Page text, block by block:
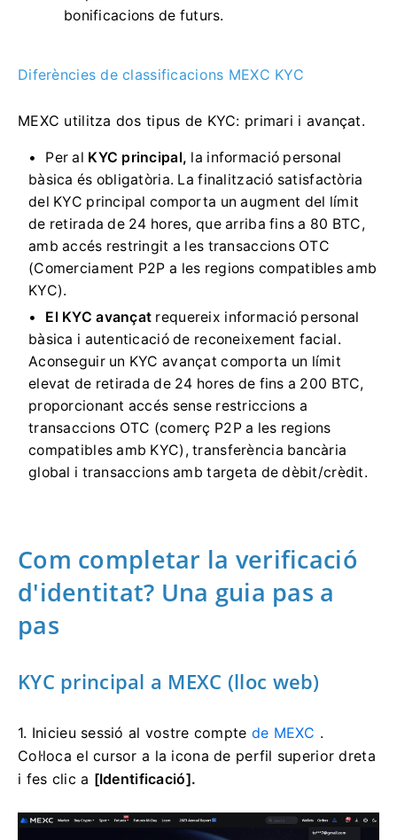
bonificacions de futurs.
Diferències de classificacions MEXC KYC
MEXC utilitza dos tipus de KYC: primari i avançat.
Per al KYC principal, la informació personal
bàsica és obligatòria. La finalització satisfactòria
del KYC principal comporta un augment del límit
de retirada de 24 hores, que arriba fins a 80 BTC,
amb accés restringit a les transaccions OTC
(Comerciament P2P a les regions compatibles amb
KYC).
El KYC avançat requereix informació personal
bàsica i autenticació de reconeixement facial.
Aconseguir un KYC avançat comporta un límit
elevat de retirada de 24 hores de fins a 200 BTC,
proporcionant accés sense restriccions a
transaccions OTC (comerç P2P a les regions
compatibles amb KYC), transferència bancària
global i transaccions amb targeta de dèbit/crèdit.
Com completar la verificació
d'identitat? Una guia pas a
pas
KYC principal a MEXC (lloc web)
1. Inicieu sessió al vostre compte de MEXC .
Col·loca el cursor a la icona de perfil superior dreta
i fes clic a [Identificació].